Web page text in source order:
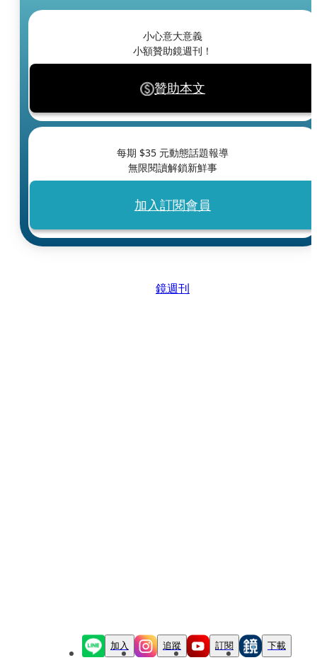
小心意大意義
小額贊助鏡週刊！
贊助本文
每期 $35 元動態話題報導
無限閱讀解鎖新鮮事
加入訂閱會員
鏡週刊
加入 追蹤 訂閱 下載